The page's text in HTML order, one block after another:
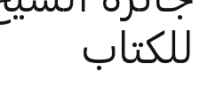
للكتاب